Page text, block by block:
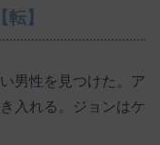
】
男性を見つけた。ア
入れる。ジョンはケ